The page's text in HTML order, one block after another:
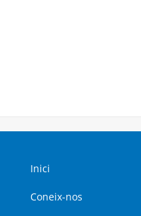
Inici
Coneix-nos